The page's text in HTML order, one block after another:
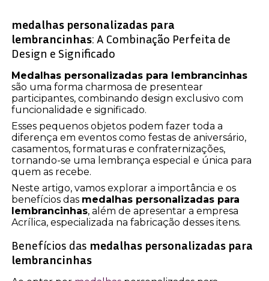
medalhas personalizadas para
lembrancinhas: A Combinação Perfeita de
Design e Significado
Medalhas personalizadas para lembrancinhas
são uma forma charmosa de presentear
participantes, combinando design exclusivo com
funcionalidade e significado.
Esses pequenos objetos podem fazer toda a
diferença em eventos como festas de aniversário,
casamentos, formaturas e confraternizações,
tornando-se uma lembrança especial e única para
quem as recebe.
Neste artigo, vamos explorar a importância e os
benefícios das medalhas personalizadas para
lembrancinhas, além de apresentar a empresa
Acrílica, especializada na fabricação desses itens.
Benefícios das medalhas personalizadas para
lembrancinhas